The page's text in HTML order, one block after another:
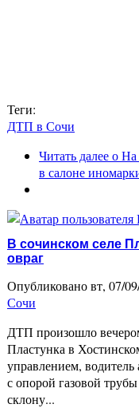
Теги:
ДТП в Сочи
Читать далеео На
в салоне
В сочинском селе
овраг
Опубликовано вт, 07/
Сочи
ДТП произошло
Пластунка в
управлением, водитель
с опорой газовой
склону...